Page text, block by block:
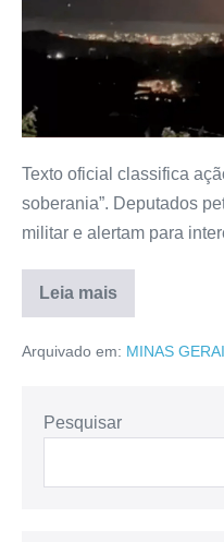
Texto oficial classifica
soberania”. Deputados
militar e alertam para
Leia mais
Arquivado em: MINAS
Pesquisar